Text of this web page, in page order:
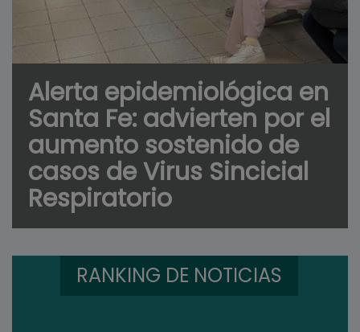
Alerta epidemiológica en
Santa Fe: advierten por el
aumento sostenido de
casos de Virus Sincicial
Respiratorio
RANKING DE NOTICIAS